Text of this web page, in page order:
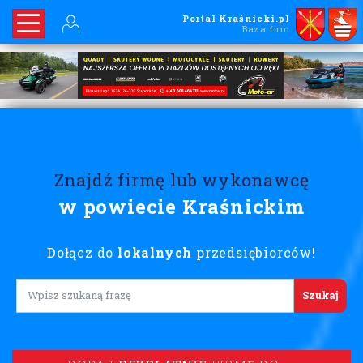
Portal Kraśnicki.pl
Baza firm
Znajdź firmę lub wykonawcę
w powiecie Kraśnickim
Dołącz do lokalnych przedsiębiorców!
Lorem ipsum